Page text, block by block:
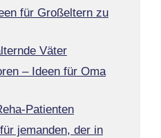
für Großeltern zu
Väter
– Ideen für Oma
Patienten
jemanden, der in